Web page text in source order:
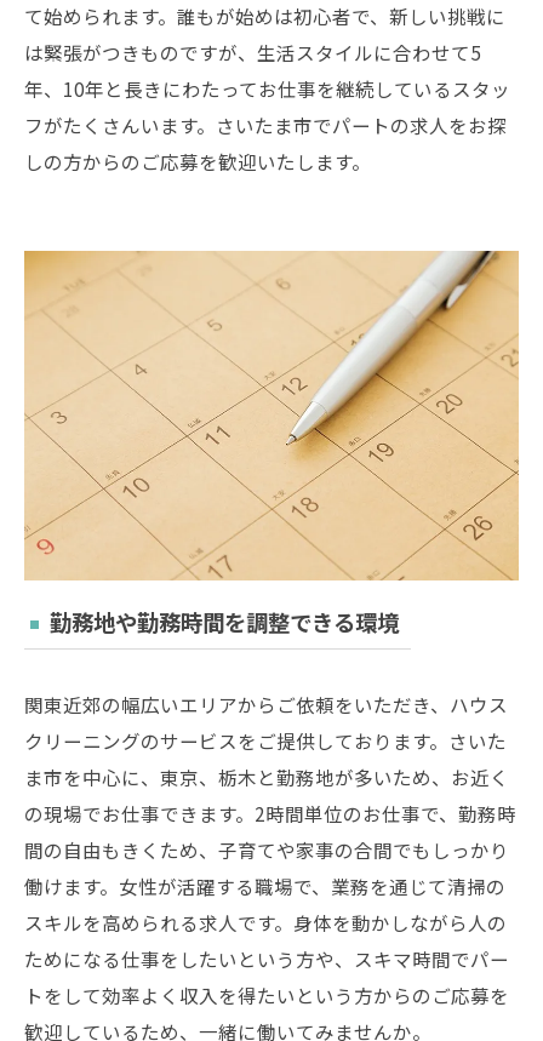
て始められます。誰もが始めは初心者で、新しい挑戦に
は緊張がつきものですが、生活スタイルに合わせて5
年、10年と長きにわたってお仕事を継続しているスタッ
フがたくさんいます。さいたま市でパートの求人をお探
しの方からのご応募を歓迎いたします。
勤務地や勤務時間を調整できる環境
関東近郊の幅広いエリアからご依頼をいただき、ハウス
クリーニングのサービスをご提供しております。さいた
ま市を中心に、東京、栃木と勤務地が多いため、お近く
の現場でお仕事できます。2時間単位のお仕事で、勤務時
間の自由もきくため、子育てや家事の合間でもしっかり
働けます。女性が活躍する職場で、業務を通じて清掃の
スキルを高められる求人です。身体を動かしながら人の
ためになる仕事をしたいという方や、スキマ時間でパー
トをして効率よく収入を得たいという方からのご応募を
歓迎しているため、一緒に働いてみませんか。